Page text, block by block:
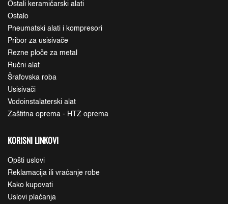
Ostali keramičarski alati
Ostalo
Pneumatski alati i kompresori
Pribor za usisivače
Rezne ploče za metal
Ručni alat
Šrafovska roba
Usisivači
Vodoinstalaterski alat
Zaštitna oprema - HTZ oprema
KORISNI LINKOVI
Opšti uslovi
Reklamacija ili vraćanje robe
Kako kupovati
Uslovi plaćanja